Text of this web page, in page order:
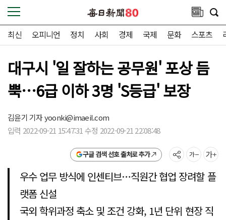
최신 오피니언 정치 사회 경제 국제 문화 스포츠
대구시 '일 잘하는 공무원' 포상 듬
뿍…6급 이하 3명 'S등급' 보장
김윤기 기자yoonki@imaeil.com
입력 2022-09-21 15:47:31 수정 2022-09-21 22:08:48
구글 검색 선호 출처로 추가
우수 업무 방식에 인센티브…직원간 협업 장려할 플
랫폼 신설
국외 학위과정 축소 및 조건 강화, 1년 단위 현장 직